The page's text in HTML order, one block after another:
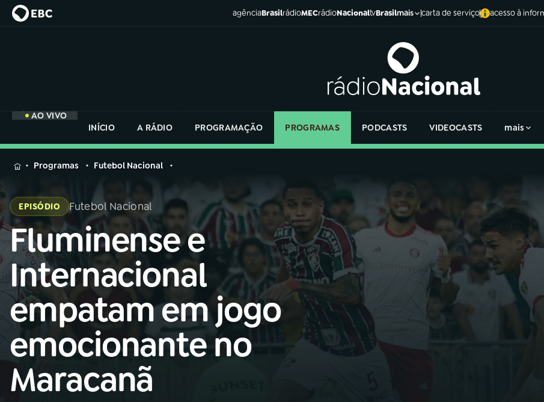
agênciaBrasilrádioMECrádioNacionaltvBrasilmais carta de serviço acesso à
AO VIVO
INÍCIO
A RÁDIO PROGRAMAÇÃO PROGRAMAS PODCASTS VIDEOCASTS mais
MENU
Buscar
na
Rádio
Nacional
Buscar
AO VIVO
01INÍCIO
02A RÁDIO
03PROGRAMAÇÃO
na
Rádio
Nacional
Programas Futebol Nacional
EPISÓDIO Futebol Nacional
Fluminense e
Internacional
empatam em jogo
emocionante no
Maracanã